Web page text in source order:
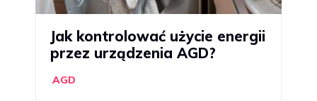
Jak kontrolować użycie energii
przez urządzenia AGD?
AGD